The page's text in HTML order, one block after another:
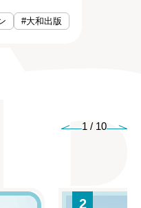
#大和出版
1 / 10
2